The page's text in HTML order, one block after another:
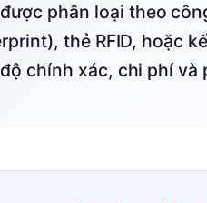
thẻ RFID, hoặc
chính xác, chi phí